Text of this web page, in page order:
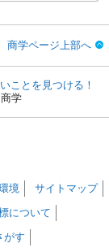
商学ページ上部へ
ことを見つける！
商学
境
サイトマップ
について
がす